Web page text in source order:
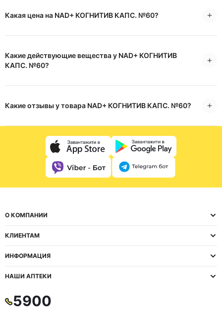
Какая цена на NAD+ КОГНИТИВ КАПС. №60?
Какие действующие вещества у NAD+ КОГНИТИВ
КАПС. №60?
Какие отзывы у товара NAD+ КОГНИТИВ КАПС. №60?
О КОМПАНИИ
КЛИЕНТАМ
ИНФОРМАЦИЯ
НАШИ АПТЕКИ
5900